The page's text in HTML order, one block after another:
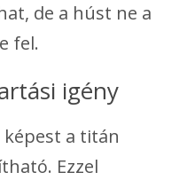
de a húst ne a
fel.
igény
a titán
Ezzel